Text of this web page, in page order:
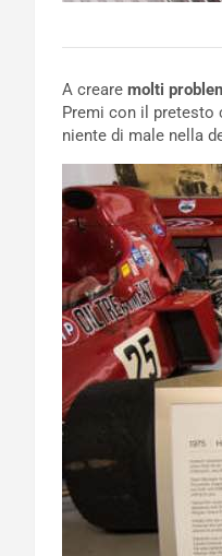
A creare molti
Premi con il pretesto
niente di male nella